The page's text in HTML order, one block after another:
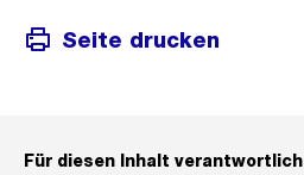
Seite drucken
Für diesen Inhalt verantwortlich